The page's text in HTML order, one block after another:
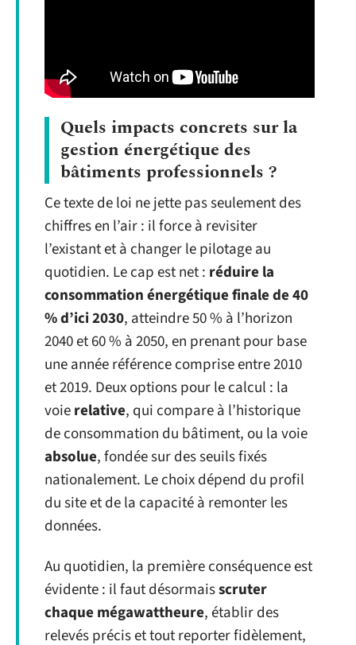
Quels impacts concrets sur la
gestion énergétique des
bâtiments professionnels ?
Ce texte de loi ne jette pas seulement des
chiffres en l’air : il force à revisiter
l’existant et à changer le pilotage au
quotidien. Le cap est net : réduire la
consommation énergétique finale de 40
% d’ici 2030, atteindre 50 % à l’horizon
2040 et 60 % à 2050, en prenant pour base
une année référence comprise entre 2010
et 2019. Deux options pour le calcul : la
voierelative, qui compare à l’historique
de consommation du bâtiment, ou la voie
absolue, fondée sur des seuils fixés
nationalement. Le choix dépend du profil
du site et de la capacité à remonter les
données.
Au quotidien, la première conséquence est
évidente : il faut désormaisscruter
chaque mégawattheure, établir des
relevés précis et tout reporter fidèlement,